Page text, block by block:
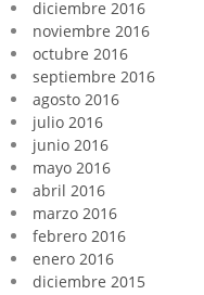
diciembre 2016
noviembre 2016
octubre 2016
septiembre 2016
agosto 2016
julio 2016
junio 2016
mayo 2016
abril 2016
marzo 2016
febrero 2016
enero 2016
diciembre 2015